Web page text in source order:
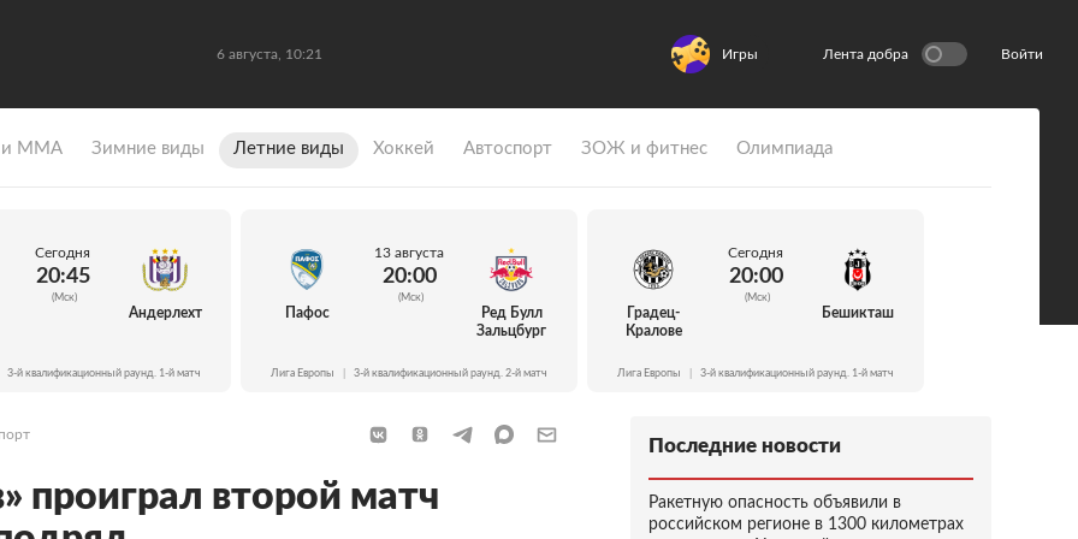
6 августа, 10:21 Игры Лента добра Войти
и ММА Зимние виды Летние виды Хоккей Автоспорт ЗОЖ и фитнес Олимпиада
Сегодня
20:45
(Мск)
Андерлехт
3-й квалификационный раунд. 1-й матч
Пафос
13 августа
20:00
(Мск)
Ред Булл
Зальцбург
Лига Европы 3-й квалификационный раунд. 2-й матч
Градец-
Кралове
Сегодня
20:00
(Мск)
Бешикташ
Лига Европы 3-й квалификационный раунд. 1-й матч
проиграл второй матч
Последние новости
Ракетную опасность объявили в
российском регионе в 1300 километрах